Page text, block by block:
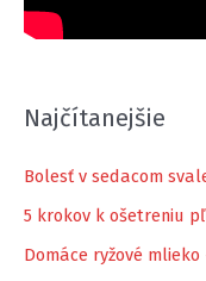
Najčítanejšie
Bolesť v sedacom
5 krokov k ošetreniu
Domáce ryžové